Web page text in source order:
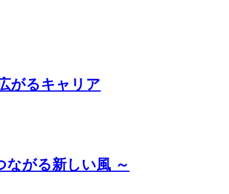
がるキャリア
ながる新しい風 ～